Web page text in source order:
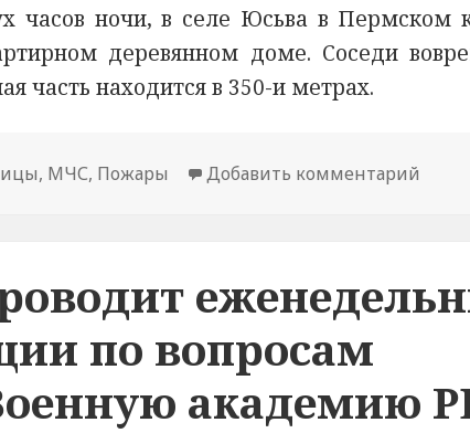
часов ночи, в селе Юсьва в Пермском
деревянном доме. Соседи
часть находится в 350-и метрах.
, МЧС, Пожары Добавить комментарий
по вопросам
академию